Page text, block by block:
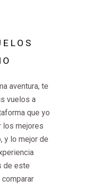
aventura, te
vuelos a
que yo
los mejores
y lo mejor de
de este